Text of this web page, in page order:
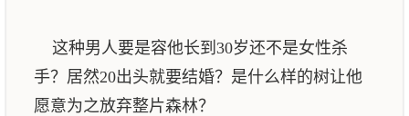
这种男人要是容他长到30岁还不是女性杀
手？居然20出头就要结婚？是什么样的树让他
愿意为之放弃整片森林？